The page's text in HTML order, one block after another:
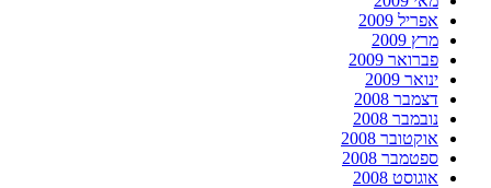
אפריל 2009
מרץ 2009
פברואר 2009
ינואר 2009
דצמבר 2008
נובמבר 2008
אוקטובר 2008
ספטמבר 2008
אוגוסט 2008